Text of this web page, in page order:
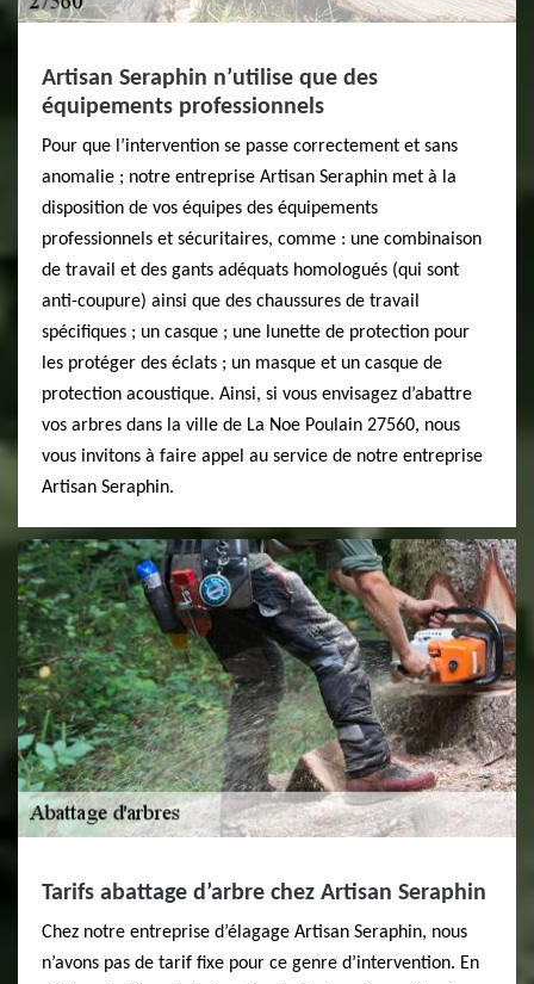
Artisan Seraphin n’utilise que des
équipements professionnels
Pour que l’intervention se passe correctement et sans
anomalie ; notre entreprise Artisan Seraphin met à la
disposition de vos équipes des équipements
professionnels et sécuritaires, comme : une combinaison
de travail et des gants adéquats homologués (qui sont
anti-coupure) ainsi que des chaussures de travail
spécifiques ; un casque ; une lunette de protection pour
les protéger des éclats ; un masque et un casque de
protection acoustique. Ainsi, si vous envisagez d’abattre
vos arbres dans la ville de La Noe Poulain 27560, nous
vous invitons à faire appel au service de notre entreprise
Artisan Seraphin.
Tarifs abattage d’arbre chez Artisan Seraphin
Chez notre entreprise d’élagage Artisan Seraphin, nous
n’avons pas de tarif fixe pour ce genre d’intervention. En